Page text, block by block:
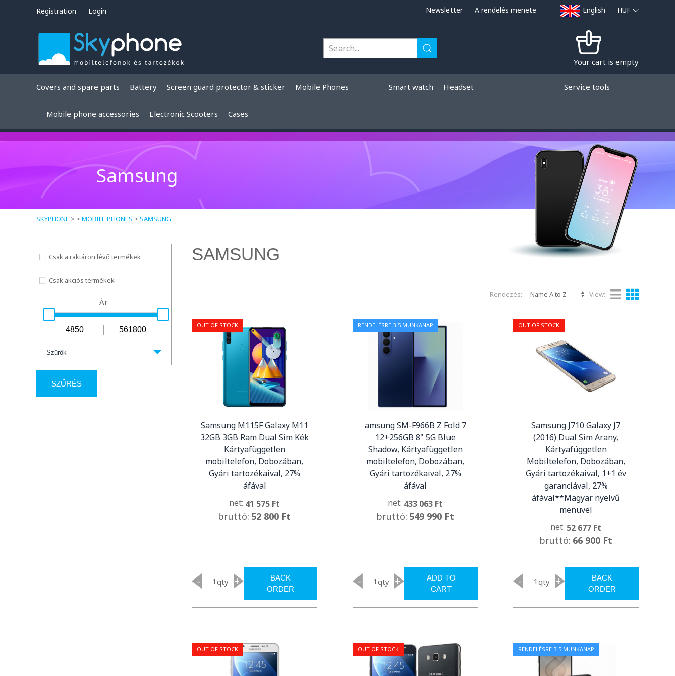
Registration Login Newsletter A rendelés menete English HUF
Your cart is empty
Covers and spare parts Battery Screen guard protector & sticker Mobile Phones Smart watch Headset Service tools
Mobile phone accessories Electronic Scooters Cases
Samsung
SKYPHONE > > MOBILE PHONES > SAMSUNG
Csak a raktáron lévő termékek
Csak akciós termékek
Ár
Szűrők
SZŰRÉS
SAMSUNG
Rendezés: View:
OUT OF STOCK
Samsung M115F Galaxy M11
32GB 3GB Ram Dual Sim Kék
Kártyafüggetlen
mobiltelefon, Dobozában,
Gyári tartozékaival, 27%
áfával
net: 41 575 Ft
bruttó: 52 800 Ft
- qty +
BACK
ORDER
RENDELÉSRE 3-5 MUNKANAP
amsung SM-F966B Z Fold 7
12+256GB 8" 5G Blue
Shadow, Kártyafüggetlen
mobiltelefon, Dobozában,
Gyári tartozékaival, 27%
áfával
net: 433 063 Ft
bruttó: 549 990 Ft
- qty +
ADD TO
CART
OUT OF STOCK
Samsung J710 Galaxy J7
(2016) Dual Sim Arany,
Kártyafüggetlen
Mobiltelefon, Dobozában,
Gyári tartozékaival, 1+1 év
garanciával, 27%
áfával**Magyar nyelvű
menüvel
net: 52 677 Ft
bruttó: 66 900 Ft
- qty +
BACK
ORDER
OUT OF STOCK OUT OF STOCK RENDELÉSRE 3-5 MUNKANAP